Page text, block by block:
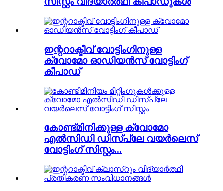
ഇന്ററാക്ടീവ് വോട്ടിംഗിനുള്ള
ക്വോമോ ഓഡിയൻസ് വോട്ടിംഗ്
കീപാഡ്
കോണ്ട്മിനിക്കുള്ള ക്വോമോ
എൽസിഡി ഡിസ്പ്ലേ വയർലെസ്
വോട്ടിംഗ് സിസ്റ്റം...